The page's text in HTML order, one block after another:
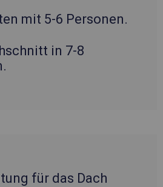
mit 5-6 Personen.
in 7-8
für das Dach